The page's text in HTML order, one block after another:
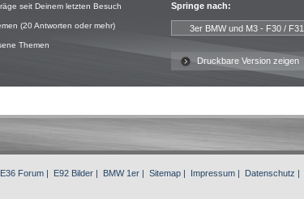
seit Deinem letzten Besuch
(20 Antworten oder mehr)
Themen
Springe nach:
Druckbare Version zeigen
E36 Forum | E92 Bilder | BMW 1er | Sitemap | Impressum | Datenschutz |